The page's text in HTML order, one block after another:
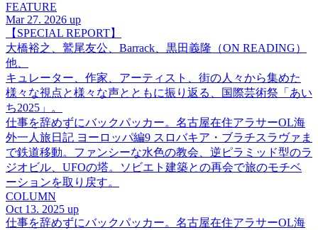
FEATURE
Mar 27. 2026 up
【SPECIAL REPORT】
大橋裕之、鷲尾友公、Barrack、黒田義隆（ON READING）
他、
キュレーター、作家、アーティスト、街の人々から集めた
様々な視点と様々な声とともに振り返る、国際芸術祭「あい
ち2025」。
仕事を辞めずにバックパッカー。名古屋在住アラサーOL海
外一人旅日記 ヨーロッパ編9 スロバキア・ブラチスラヴァま
で鉄道移動。ファンシーな水色の教会、逆ピラミッド型のラ
ジオビル、UFOの塔。ソビエト建築との再会で旅のモチベ
ーションを取り戻す。
COLUMN
Oct 13. 2025 up
仕事を辞めずにバックパッカー。名古屋在住アラサーOL海